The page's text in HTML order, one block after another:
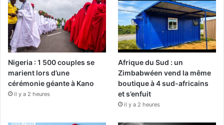
Nigeria : 1 500 couples se
marient lors d’une
cérémonie géante à Kano
il y a 2 heures
Afrique du Sud : un
Zimbabwéen vend la même
boutique à 4 sud-africains
et s’enfuit
il y a 2 heures